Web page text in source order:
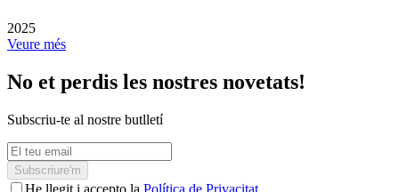
2025
Veure més
No et perdis les nostres novetats!
Subscriu-te al nostre butlletí
Subscriure'm
He llegit i accepto la Política de Privacitat